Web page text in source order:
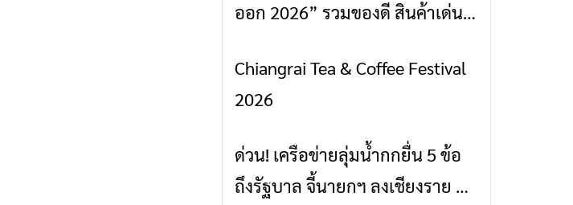
ออก 2026” รวมของดี สินค้าเด่น
เชียงราย พะเยา แพร่ และน่าน
พร้อมชมคอนเสิร์ตจากศิลปินชื่อ
ข่าวเชียงราย
Chiangrai Tea & Coffee Festival
2026
ข่าวเชียงราย
ด่วน! เครือข่ายลุ่มน้ำกกยื่น 5 ข้อ
ถึงรัฐบาล จี้นายกฯ ลงเชียงราย แก้